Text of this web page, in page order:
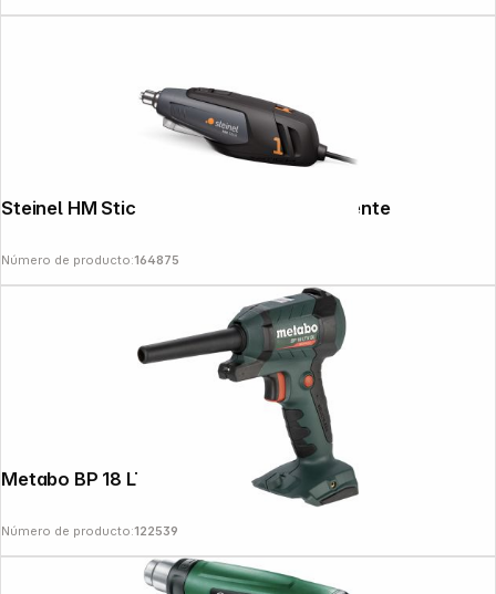
Steinel HM Stick Mini pistola de aire caliente
Número de producto:164875
Metabo BP 18 LTX BL Cordless Blow Gun
Número de producto:122539